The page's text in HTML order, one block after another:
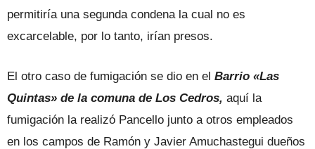
permitiría una segunda condena la cual no es
excarcelable, por lo tanto, irían presos.
El otro caso de fumigación se dio en el Barrio «Las
Quintas» de la comuna de Los Cedros, aquí la
fumigación la realizó Pancello junto a otros empleados
en los campos de Ramón y Javier Amuchastegui dueños